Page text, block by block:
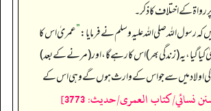
کے اختلاف کا ذکر۔
کہ رسول اللہ صلی اللہ علیہ وسلم نے فرمایا:”عمریٰ اس کا
گیا، یہ (زندگی بھر) اس کا رہے گا، اور (مرنے کے بعد)
اس کی اولاد میں سے جو اس کے وارث ہوں گے وہی اس کے
نسائي/كتاب العمرى/حدیث: 3773]